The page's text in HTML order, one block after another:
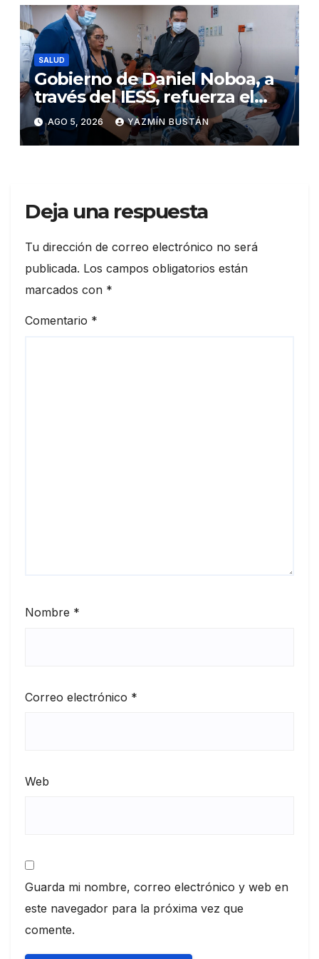
SALUD
Gobierno de Daniel Noboa, a
través del IESS, refuerza el
abastecimiento de insulina
en 86 establecimientos de
salud
AGO 5, 2026 YAZMÍN BUSTÁN
Deja una respuesta
Tu dirección de correo electrónico no será
publicada. Los campos obligatorios están
marcados con *
Comentario *
Nombre *
Correo electrónico *
Web
Guarda mi nombre, correo electrónico y web en
este navegador para la próxima vez que
comente.